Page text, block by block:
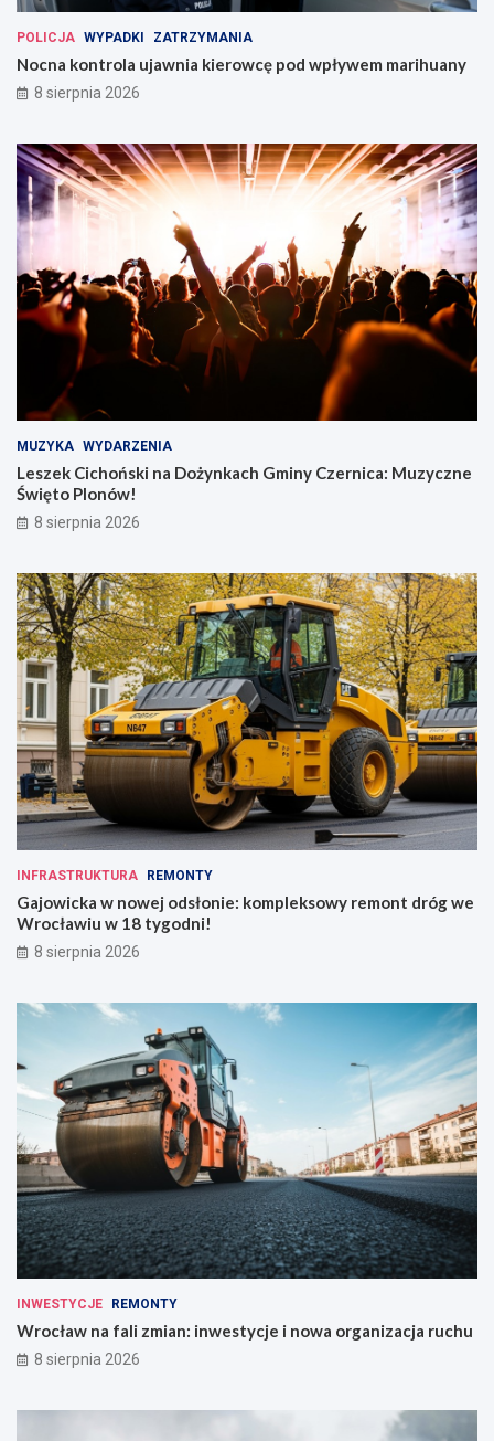
POLICJA WYPADKI ZATRZYMANIA
Nocna kontrola ujawnia kierowcę pod wpływem marihuany
8 sierpnia 2026
MUZYKA WYDARZENIA
Leszek Cichoński na Dożynkach Gminy Czernica: Muzyczne
Święto Plonów!
8 sierpnia 2026
INFRASTRUKTURA REMONTY
Gajowicka w nowej odsłonie: kompleksowy remont dróg we
Wrocławiu w 18 tygodni!
8 sierpnia 2026
INWESTYCJE REMONTY
Wrocław na fali zmian: inwestycje i nowa organizacja ruchu
8 sierpnia 2026